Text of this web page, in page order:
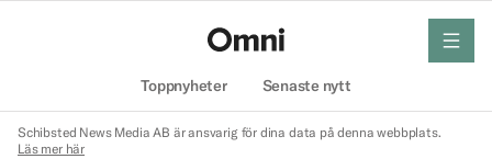
Toppnyheter Senaste nytt
meny
Schibsted News Media AB är ansvarig för dina data på denna webbplats.
Läs mer här